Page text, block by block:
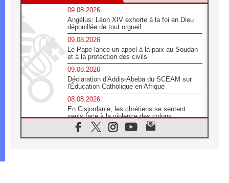
09.08.2026
Angélus: Léon XIV exhorte à la foi en Dieu
dépouillée de tout orgueil
09.08.2026
Le Pape lance un appel à la paix au Soudan
et à la protection des civils
09.08.2026
Déclaration d'Addis-Abeba du SCEAM sur
l'Éducation Catholique en Afrique
08.08.2026
En Cisjordanie, les chrétiens se sentent
seuls face à la violence des colons
08.08.2026
Léon XIV au sanctuaire de Notre Dame du